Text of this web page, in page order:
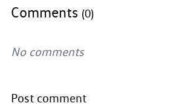
Comments (0)
No comments
Post comment